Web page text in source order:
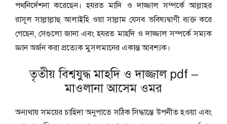
পথনির্দেশনা করেছেন। হযরত মাদি ও দাজ্জাল সম্পর্কে আল্লাহর
রাসূল সাল্লাল্লাহু আলাইহি ওয়া সাল্লাম যেসব ভবিষ্যদ্বাণী ব্যক্ত করে
গেছেন, সেগুলো জানা এবং হযরত মাহদি ও দাজ্জাল সম্পর্কে সম্যক
জ্ঞান অর্জন করা প্রত্যেক মুসলমানের একান্ত আবশ্যক।
তৃতীয় বিশ্বযুদ্ধ মাহদি ও দাজ্জাল pdf –
মাওলানা আসেম ওমর
অন্যথায় সময়ের চাহিদা অনুপাতে সঠিক সিদ্ধান্তে উপনীত হওয়া এবং